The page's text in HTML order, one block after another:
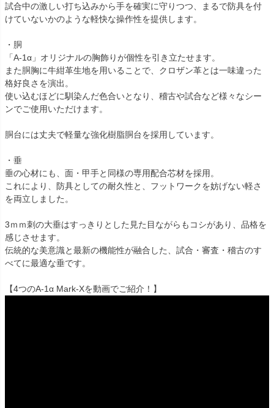
試合中の激しい打ち込みから手を確実に守りつつ、まるで防具を付
けていないかのような軽快な操作性を提供します。
・胴
「A-1α」オリジナルの胸飾りが個性を引き立たせます。
また胴胸に牛紺革生地を用いることで、クロザン革とは一味違った
格好良さを演出。
使い込むほどに馴染んだ色合いとなり、稽古や試合など様々なシー
ンでご使用いただけます。
胴台には丈夫で軽量な強化樹脂胴台を採用しています。
・垂
垂の心材にも、面・甲手と同様の専用配合芯材を採用。
これにより、防具としての耐久性と、フットワークを妨げない軽さ
を両立しました。
3ｍｍ刺の大垂はすっきりとした見た目ながらもコシがあり、品格を
感じさせます。
伝統的な美意識と最新の機能性が融合した、試合・審査・稽古のす
べてに最適な垂です。
【4つのA-1α Mark-Xを動画でご紹介！】